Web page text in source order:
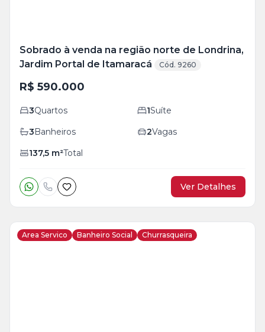
Sobrado à venda na região norte de Londrina,
Jardim Portal de Itamaracá
Cód. 9260
R$ 590.000
3Quartos 1Suíte
3Banheiros 2Vagas
137,5 m²Total
Ver Detalhes
Area Servico Banheiro Social Churrasqueira